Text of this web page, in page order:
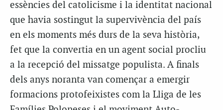
essències del catolicisme i la identitat nacional
que havia sostingut la supervivència del país
en els moments més durs de la seva història,
fet que la convertia en un agent social procliu
a la recepció del missatge populista. A finals
dels anys noranta van començar a emergir
formacions protofeixistes com la Lliga de les